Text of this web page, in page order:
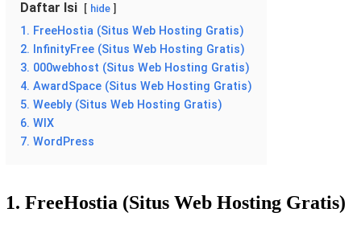
Daftar Isi hide
1. FreeHostia (Situs Web Hosting Gratis)
2. InfinityFree (Situs Web Hosting Gratis)
3. 000webhost (Situs Web Hosting Gratis)
4. AwardSpace (Situs Web Hosting Gratis)
5. Weebly (Situs Web Hosting Gratis)
6. WIX
7. WordPress
1. FreeHostia (Situs Web Hosting Gratis)